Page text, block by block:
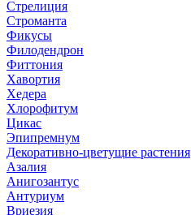
Стрелиция
Строманта
Фикусы
Филодендрон
Фиттония
Хавортия
Хедера
Хлорофитум
Цикас
Эпипремнум
Декоративно-цветущие растения
Азалия
Анигозантус
Антуриум
Вриезия